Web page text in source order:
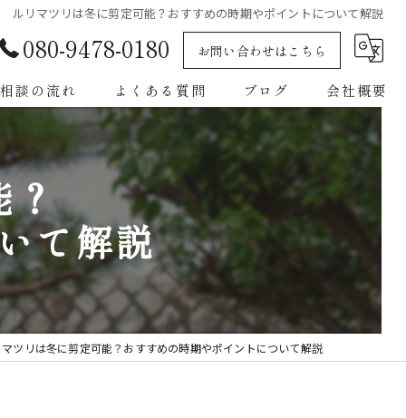
ルリマツリは冬に剪定可能？おすすめの時期やポイントについて解説
080-9478-0180 お問い合わせはこちら
談の流れ よくある質問 ブログ 会社概要
？
て解説
マツリは冬に剪定可能？おすすめの時期やポイントについて解説